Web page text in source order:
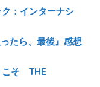
：インターナシ
たら、最後』感想
こそ THE